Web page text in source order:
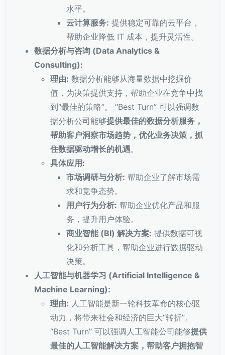
水平。
云计算服务: 提供稳定可靠的云平台，
帮助企业降低 IT 成本，提升灵活性。
数据分析与咨询 (Data Analytics &
Consulting):
理由: 数据分析能够从海量数据中挖掘价
值，为决策提供支持，帮助企业在竞争中找
到“最佳的策略”。 “Best Turn” 可以强调数
据分析公司能够提供最佳的数据分析服务，
帮助客户洞察市场趋势，优化业务决策，抓
住数据驱动增长的机遇。
具体应用:
市场调研与分析: 帮助企业了解市场需
求和竞争态势。
用户行为分析: 帮助企业优化产品和服
务，提升用户体验。
商业智能 (BI) 解决方案: 提供数据可视
化和分析工具，帮助企业进行数据驱动
决策。
人工智能与机器学习 (Artificial Intelligence &
Machine Learning):
理由: 人工智能是新一轮科技革命的核心驱
动力，将带来社会和经济的巨大“转折”。
“Best Turn” 可以强调人工智能公司能够提供
最佳的人工智能解决方案，帮助客户拥抱智